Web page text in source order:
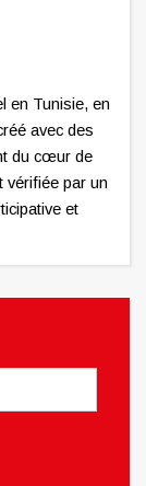
en Tunisie, en
avec des
du cœur de
vérifiée par un
et